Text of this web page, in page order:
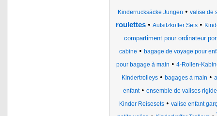
Kinderrucksäcke Jungen • valise de
roulettes• Aufsitzkoffer Sets•
compartiment pour ordinateur
cabine • bagage de voyage pour
pour bagage à main • 4-Rollen-
Kindertrolleys• bagages à main •
enfant• ensemble de valises
Kinder Reisesets• valise enfant